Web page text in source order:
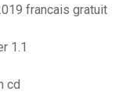
francais gratuit
1.1
cd